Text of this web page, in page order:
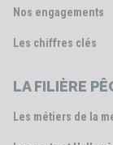
Nos engagements
Les chiffres clés
LA FILIÈRE
Les métiers de la